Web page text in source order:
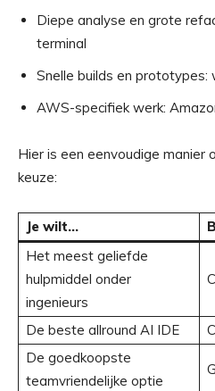
Diepe analyse en grote
terminal
Snelle builds en prototypes:
AWS-specifiek werk:
Hier is een eenvoudige manier
keuze:
Je wilt…
Het meest geliefde
hulpmiddel onder
ingenieurs
De beste allround AI IDE
De goedkoopste
teamvriendelijke optie